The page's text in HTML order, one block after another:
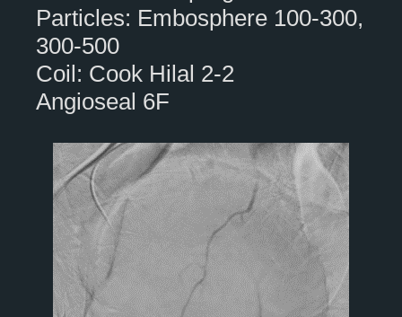
Particles: Embosphere 100-300,
300-500
Coil: Cook Hilal 2-2
Angioseal 6F